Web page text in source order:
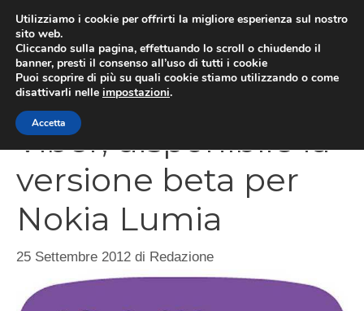
contenuto
Viber, disponibile la
versione beta per
Nokia Lumia
25 Settembre 2012 di Redazione
Utilizziamo i cookie per offrirti la migliore esperienza sul nostro
sito web.
Cliccando sulla pagina, effettuando lo scroll o chiudendo il
banner, presti il consenso all’uso di tutti i cookie
Puoi scoprire di più su quali cookie stiamo utilizzando o come
disattivarli nelle impostazioni.
Accetta